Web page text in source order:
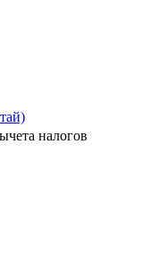
налогов